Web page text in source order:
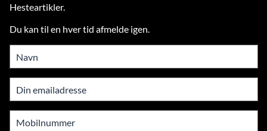
Hesteartikler.
Du kan til en hver tid afmelde igen.